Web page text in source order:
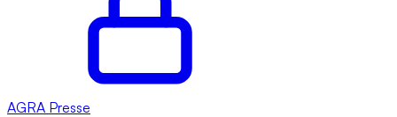
AGRA Presse